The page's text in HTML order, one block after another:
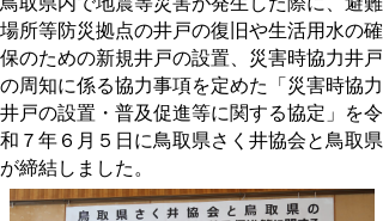
場所等防災拠点の井戸の復旧や生活用水の確
保のための新規井戸の設置、災害時協力井戸
の周知に係る協力事項を定めた「災害時協力
井戸の設置・普及促進等に関する協定」を令
和７年６月５日に鳥取県さく井協会と鳥取県
が締結しました。